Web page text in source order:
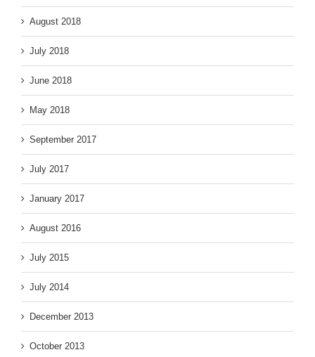
August 2018
July 2018
June 2018
May 2018
September 2017
July 2017
January 2017
August 2016
July 2015
July 2014
December 2013
October 2013